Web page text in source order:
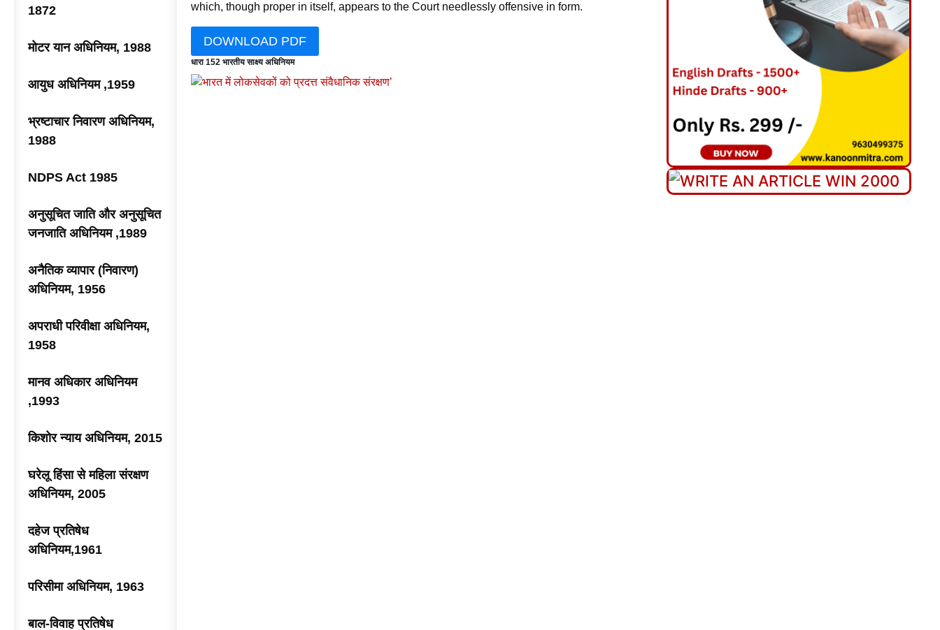
1872
मोटर यान अधिनियम, 1988
आयुध अधिनियम ,1959
भ्रष्टाचार निवारण अधिनियम,
1988
NDPS Act 1985
अनुसूचित जाति और अनुसूचित
जनजाति अधिनियम ,1989
अनैतिक व्यापार (निवारण)
अधिनियम, 1956
अपराधी परिवीक्षा अधिनियम,
1958
मानव अधिकार अधिनियम
,1993
किशोर न्याय अधिनियम, 2015
घरेलू हिंसा से महिला संरक्षण
अधिनियम, 2005
दहेज प्रतिषेध
अधिनियम,1961
परिसीमा अधिनियम, 1963
बाल-विवाह प्रतिषेध
which, though proper in itself, appears to the Court needlessly offensive in form.
DOWNLOAD PDF
धारा 152 भारतीय साक्ष्य अधिनियम